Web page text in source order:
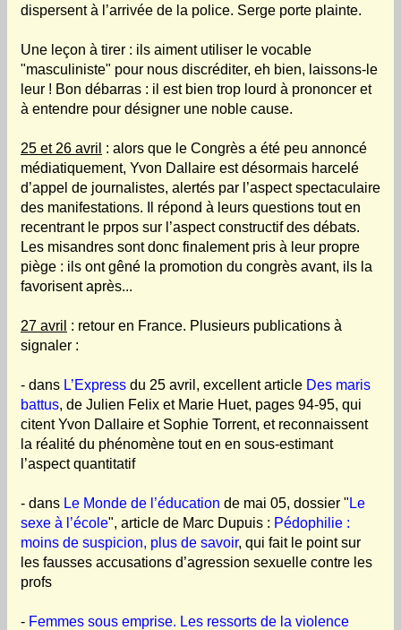
dispersent à l’arrivée de la police. Serge porte plainte.
Une leçon à tirer : ils aiment utiliser le vocable
"masculiniste" pour nous discréditer, eh bien, laissons-le
leur ! Bon débarras : il est bien trop lourd à prononcer et
à entendre pour désigner une noble cause.
25 et 26 avril : alors que le Congrès a été peu annoncé
médiatiquement, Yvon Dallaire est désormais harcelé
d’appel de journalistes, alertés par l’aspect spectaculaire
des manifestations. Il répond à leurs questions tout en
recentrant le prpos sur l’aspect constructif des débats.
Les misandres sont donc finalement pris à leur propre
piège : ils ont gêné la promotion du congrès avant, ils la
favorisent après...
27 avril : retour en France. Plusieurs publications à
signaler :
- dans L’Express du 25 avril, excellent article Des maris
battus, de Julien Felix et Marie Huet, pages 94-95, qui
citent Yvon Dallaire et Sophie Torrent, et reconnaissent
la réalité du phénomène tout en en sous-estimant
l’aspect quantitatif
- dans Le Monde de l’éducation de mai 05, dossier " Le
sexe à l’école", article de Marc Dupuis : Pédophilie :
moins de suspicion, plus de savoir, qui fait le point sur
les fausses accusations d’agression sexuelle contre les
profs
- Femmes sous emprise. Les ressorts de la violence